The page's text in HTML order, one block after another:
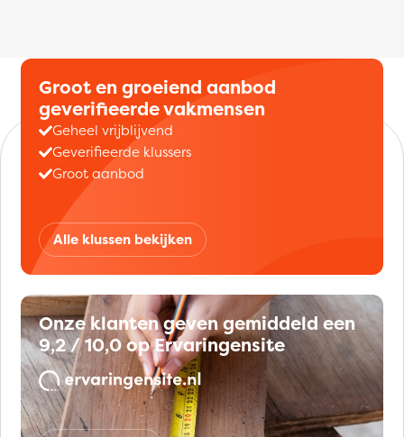
Groot en groeiend aanbod
geverifieerde vakmensen
Geheel vrijblijvend
Geverifieerde klussers
Groot aanbod
Alle klussen bekijken
Onze klanten geven gemiddeld een
9,2 / 10,0 op Ervaringensite